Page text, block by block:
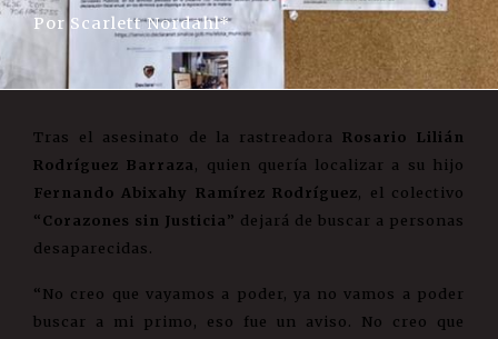
Por Scarlett Nordahl*
Tras el asesinato de la rastreadoraRosario Lilián
Rodríguez Barraza, quien quería localizar a su hijo
Fernando Abixahy Ramírez Rodríguez, el colectivo
“Corazones sin Justicia” dejará de buscar a personas
desaparecidas.
“No creo que vayamos a poder, ya no vamos a poder
buscar a mi primo, eso fue un aviso. No creo que